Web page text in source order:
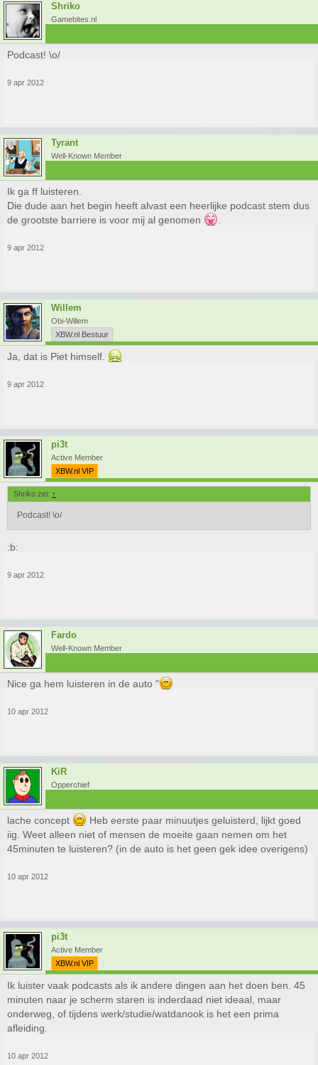
Shriko
Gamebites.nl
Podcast! \o/
9 apr 2012
Tyrant
Well-Known Member
Ik ga ff luisteren.
Die dude aan het begin heeft alvast een heerlijke podcast stem dus
de grootste barriere is voor mij al genomen
9 apr 2012
Willem
Obi-Willem
XBW.nl Bestuur
Ja, dat is Piet himself.
9 apr 2012
pi3t
Active Member
XBW.nl VIP
Shriko zei: ↑
Podcast! \o/
:b:
9 apr 2012
Fardo
Well-Known Member
Nice ga hem luisteren in de auto "
10 apr 2012
KiR
Opperchief
lache concept
Heb eerste paar minuutjes geluisterd, lijkt goed
iig. Weet alleen niet of mensen de moeite gaan nemen om het
45minuten te luisteren? (in de auto is het geen gek idee overigens)
10 apr 2012
pi3t
Active Member
XBW.nl VIP
Ik luister vaak podcasts als ik andere dingen aan het doen ben. 45
minuten naar je scherm staren is inderdaad niet ideaal, maar
onderweg, of tijdens werk/studie/watdanook is het een prima
afleiding.
10 apr 2012